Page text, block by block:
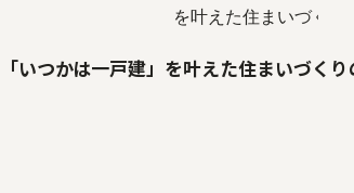
「いつかは一戸建」を叶えた住まいづく